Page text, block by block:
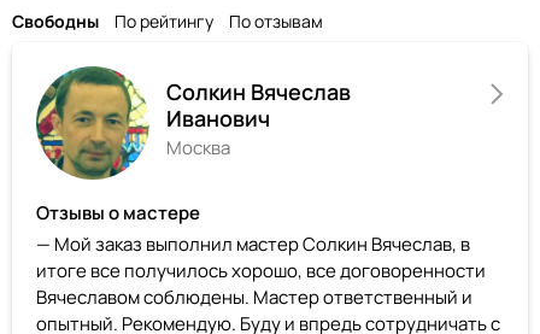
Свободны По рейтингу По отзывам
Солкин Вячеслав
Иванович
Москва
Отзывы о мастере
— Мой заказ выполнил мастер Солкин Вячеслав, в
итоге все получилось хорошо, все договоренности
Вячеславом соблюдены. Мастер ответственный и
опытный. Рекомендую. Буду и впредь сотрудничать с